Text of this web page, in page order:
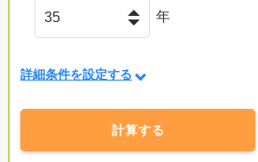
年
詳細条件を設定する
計算する